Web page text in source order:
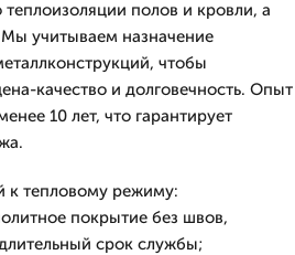
полов и кровли, а
учитываем назначение
чтобы
качество и долговечность. Опыт
10 лет, что гарантирует
к тепловому режиму:
покрытие без швов,
срок службы;